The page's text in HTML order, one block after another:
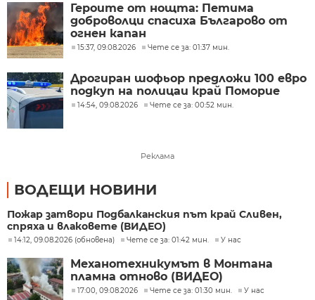
Героите от нощта: Петима
доброволци спасиха Българово от
огнен капан
15:37, 09.08.2026 Чете се за: 01:37 мин.
Дрогиран шофьор предложи 100 евро
подкуп на полицаи край Поморие
14:54, 09.08.2026 Чете се за: 00:52 мин.
Реклама
ВОДЕЩИ НОВИНИ
Пожар затвори Подбалканския път край Сливен,
спряха и влаковете (ВИДЕО)
14:12, 09.08.2026 (обновена) Чете се за: 01:42 мин. У нас
Механотехникумът в Монтана
пламна отново (ВИДЕО)
17:00, 09.08.2026 Чете се за: 01:30 мин. У нас